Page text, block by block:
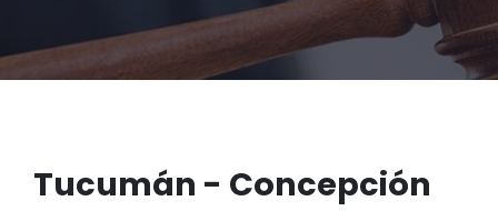
Tucumán - Concepción